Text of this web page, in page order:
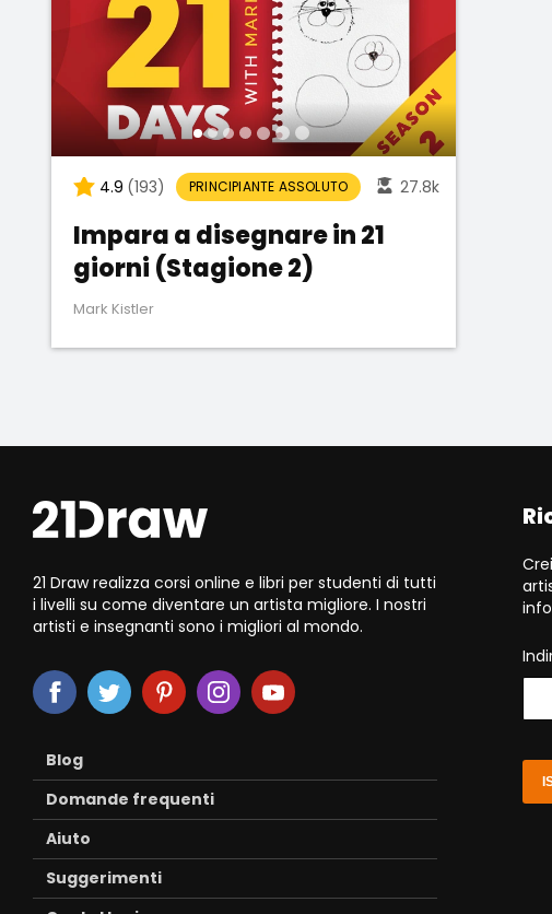
4.9 (193) PRINCIPIANTE ASSOLUTO 27.8k
Impara a disegnare in 21
giorni (Stagione 2)
Mark Kistler
21 Draw realizza corsi online e libri per studenti di tutti
i livelli su come diventare un artista migliore. I nostri
artisti e insegnanti sono i migliori al mondo.
Blog
Domande frequenti
Aiuto
Suggerimenti